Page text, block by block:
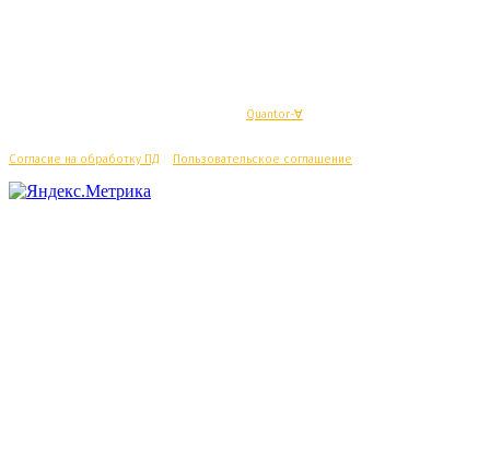
Quantor-∀
Согласие на обработку ПД Пользовательское соглашение